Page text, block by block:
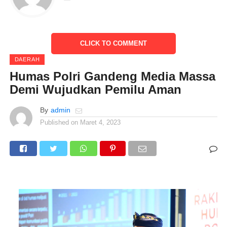
Kadivhumas mengingatkan, menjaga kondusifitas adalah tugas
situasi politik yang mulai hangat sudah mulai terjadi saat ini.
CLICK TO COMMENT
DAERAH
Humas Polri Gandeng Media Massa
Demi Wujudkan Pemilu Aman
By admin
Published on Maret 4, 2023